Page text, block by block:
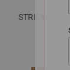
STRICK &